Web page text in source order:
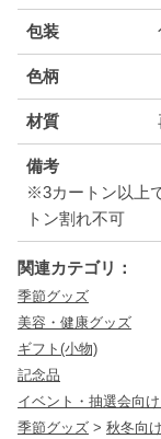
包装
色柄
材質
備考
※3カートン以上
トン割れ不可
関連カテゴリ：
季節グッズ
美容・健康グッズ
ギフト(小物)
記念品
イベント・抽選会向
季節グッズ > 秋冬向